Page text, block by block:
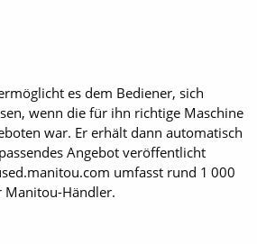
es dem Bediener, sich
wenn die für ihn richtige Maschine
war. Er erhält dann automatisch
Angebot veröffentlicht
umfasst rund 1 000
Manitou-Händler.